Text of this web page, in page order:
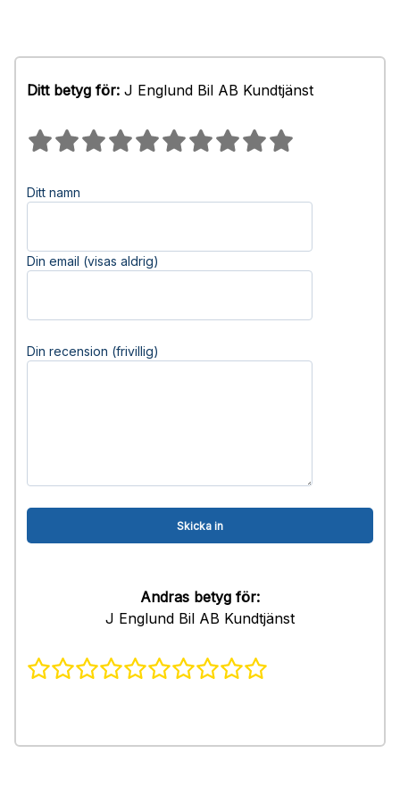
Ditt betyg för: J Englund Bil AB Kundtjänst
Ditt namn
Din email (visas aldrig)
Din recension (frivillig)
Andras betyg för:
J Englund Bil AB Kundtjänst